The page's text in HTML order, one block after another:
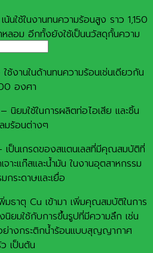
นใช้ในงานทนความร้อนสูง ราว 1,150
หลอม อีกทั้งยังใช้เป็นนวัสดุกั้นความ
ช้งานในด้านทนความร้อนเช่นเดียวกัน
องศา
– นิยมใช้ในการผลิตท่อไอเสีย และชิ้น
มร้อนต่างๆ
เป็นเกรดของสแตนเลสที่มีคุณสมบัติที่
จาะแก๊สและน้ำมัน ในงานอุตสาหกรรม
กระดาษและเยื่อ
มธาตุ Cu เข้ามา เพิ่มคุณสมบัติในการ
นิยมใช้กับการขึ้นรูปที่มีความลึก เช่น
ย่างกระติกน้ำร้อนแบบสุญญากาศ
เป็นต้น